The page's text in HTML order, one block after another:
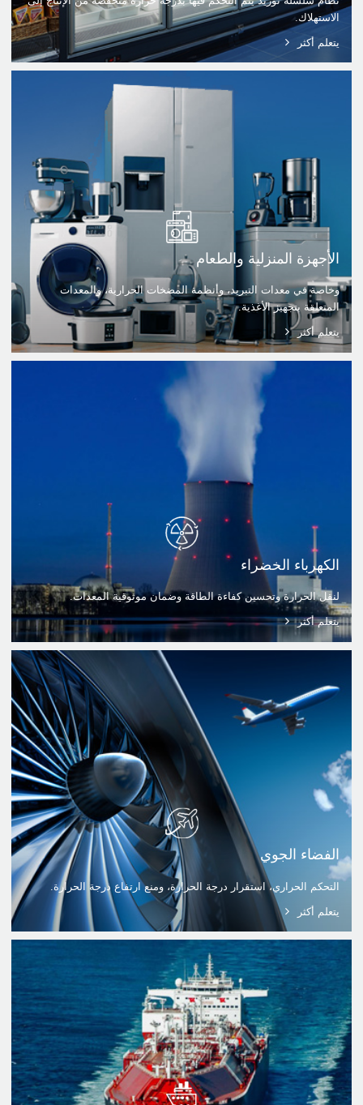
الاستهلاك.
يتعلم أكثر
الأجهزة المنزلية والطعام
وخاصة في معدات التبريد، وأنظمة المضخات الحرارية، والمعدات
المتعلقة بتجهيز الأغذية.
يتعلم أكثر
الكهرباء الخضراء
لنقل الحرارة وتحسين كفاءة الطاقة وضمان موثوقية المعدات.
يتعلم أكثر
الفضاء الجوي
التحكم الحراري، استقرار درجة الحرارة، ومنع ارتفاع درجة الحرارة.
يتعلم أكثر